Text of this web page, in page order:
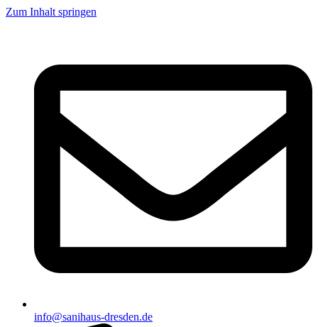
Zum Inhalt springen
info@sanihaus-dresden.de